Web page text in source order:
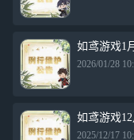
如鸢游戏1
2026/01/28
如鸢游戏
2025/12/17